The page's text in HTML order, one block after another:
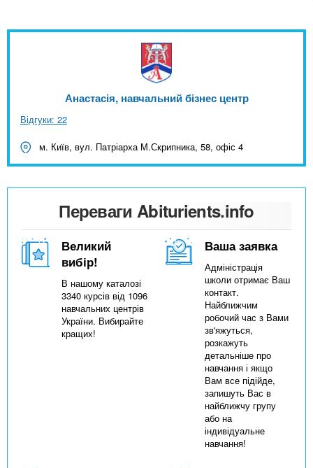
Анастасія, навчальний бізнес центр
Відгуки: 22
м. Київ, вул. Патріарха М.Скрипника, 58, офіс 4
Переваги Abiturients.info
Великий
вибір!
В нашому каталозі
3340 курсів від 1096
навчальних центрів
України. Вибирайте
кращих!
Ваша заявка
Адміністрація
школи отримає Ваш
контакт.
Найближчим
робочий час з Вами
зв'яжуться,
розкажуть
детальніше про
навчання і якщо
Вам все підійде,
запишуть Вас в
найближчу групу
або на
індивідуальне
навчання!